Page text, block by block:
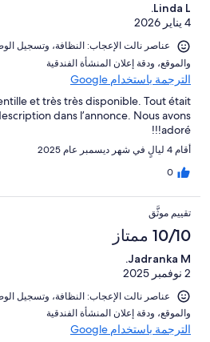
Linda L.
4 يناير 2026
و⁦الموقع⁩، و⁦دقة إعلان المنشأة الفندقية⁩
الترجمة باستخدام Google
et très très disponible. Tout était
dans l’annonce. Nous avons
adoré!!!
أقام 4 ليالٍ في شهر ديسمبر عام 2025
0
تقييم موثَّق
10/10 ممتاز
Jadranka M.
2 نوفمبر 2025
و⁦الموقع⁩، و⁦دقة إعلان المنشأة الفندقية⁩
الترجمة باستخدام Google